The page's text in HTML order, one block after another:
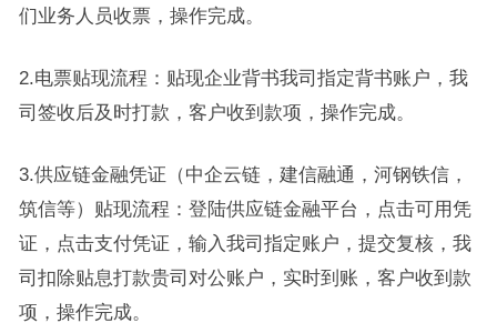
们业务人员收票，操作完成。
2.电票贴现流程：贴现企业背书我司指定背书账户，我
司签收后及时打款，客户收到款项，操作完成。
3.供应链金融凭证（中企云链，建信融通，河钢铁信，
筑信等）贴现流程：登陆供应链金融平台，点击可用凭
证，点击支付凭证，输入我司指定账户，提交复核，我
司扣除贴息打款贵司对公账户，实时到账，客户收到款
项，操作完成。